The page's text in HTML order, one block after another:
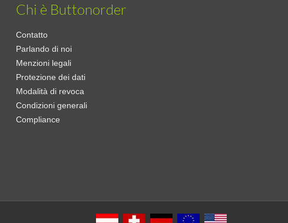
Chi è Buttonorder
Contatto
Parlando di noi
Menzioni legali
Protezione dei dati
Modalità di revoca
Condizioni generali
Compliance